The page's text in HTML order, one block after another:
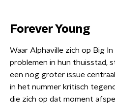
Forever Young
Waar Alphaville zich op Big
problemen in hun thuisstad,
een nog groter issue
in het nummer kritisch
die zich op dat moment